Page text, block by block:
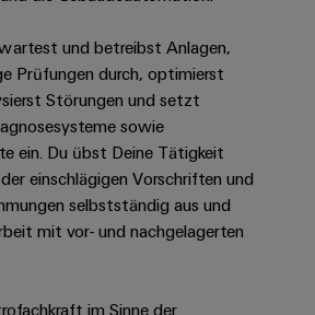
und betreibst Anlagen,
Prüfungen durch, optimierst
Störungen und setzt
sowie
ein. Du übst Deine Tätigkeit
einschlägigen Vorschriften und
selbstständig aus und
mit vor- und nachgelagerten
im Sinne der